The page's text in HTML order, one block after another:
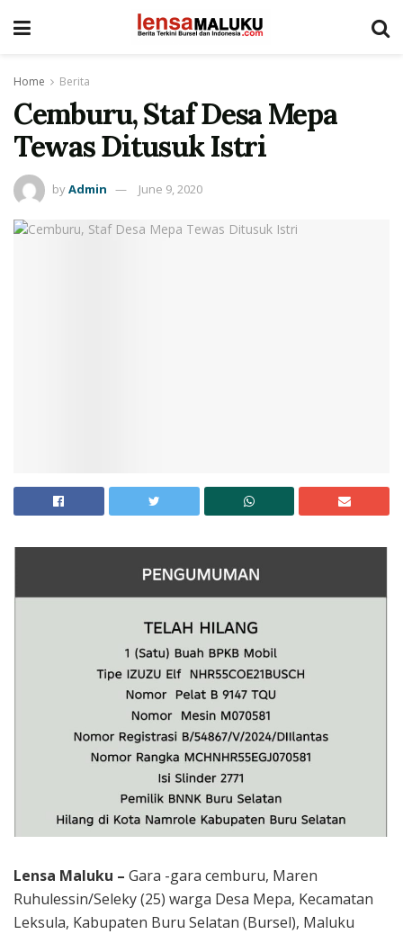
Home Berita
Cemburu, Staf Desa Mepa
Tewas Ditusuk Istri
byAdmin June 9, 2020
Lensa Maluku – Gara -gara cemburu, Maren
Ruhulessin/Seleky (25) warga Desa Mepa, Kecamatan
Leksula, Kabupaten Buru Selatan (Bursel), Maluku